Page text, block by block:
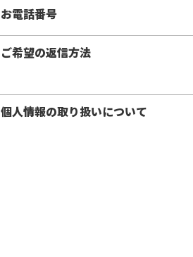
お電話番号
ご希望の返信方法
個人情報の取り扱いについて